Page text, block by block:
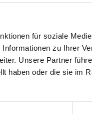
für soziale
zu Ihrer
Unsere Partner
haben oder die sie im
TU